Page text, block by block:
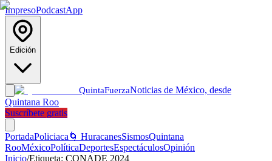
ImpresoPodcastApp
Edición
QuintaFuerzaNoticias de México, desde
Quintana Roo
Suscríbete gratis
PortadaPoliciaca 🌀 HuracanesSismosQuintana
RooMéxicoPolíticaDeportesEspectáculosOpinión
Inicio/Etiqueta: CONADE 2024